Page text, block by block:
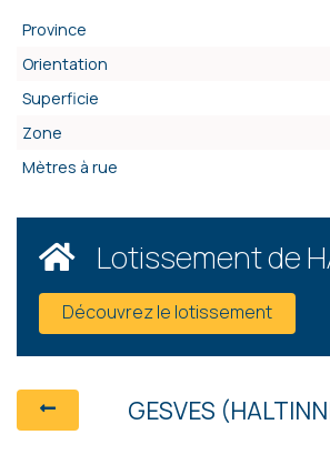
Province
Orientation
Superficie
Zone
Mètres à rue
Lotissement de
Découvrez le lotissement
GESVES